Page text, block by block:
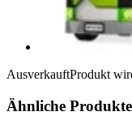
AusverkauftProdukt
Ähnliche Produkte